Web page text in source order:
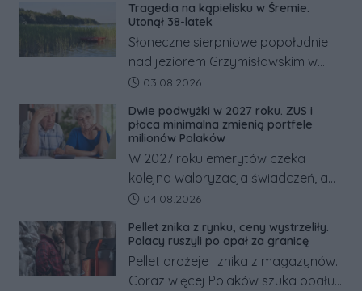
Tragedia na kąpielisku w Śremie.
Utonął 38-latek
Słoneczne sierpniowe popołudnie
nad jeziorem Grzymisławskim w
powiecie śremskim zakończyło się
odwrócić nawet natychmiastowe
działania służb ratunkowych.
Data dodania artykułu:
03.08.2026
Dwie podwyżki w 2027 roku. ZUS i
płaca minimalna zmienią portfele
milionów Polaków
W 2027 roku emerytów czeka
kolejna waloryzacja świadczeń, a
pracowników podwyżka płacy
tym zmianom zyskają.
Data dodania artykułu:
04.08.2026
Pellet znika z rynku, ceny wystrzeliły.
Polacy ruszyli po opał za granicę
Pellet drożeje i znika z magazynów.
Coraz więcej Polaków szuka opału